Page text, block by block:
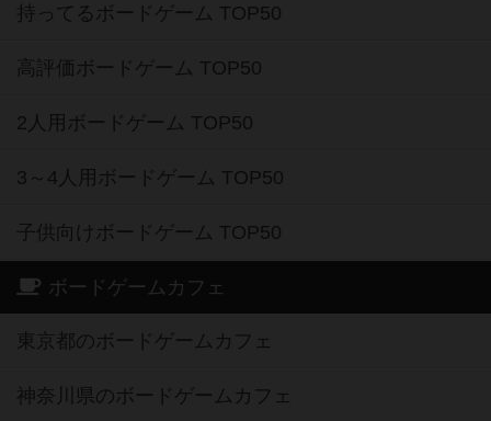
持ってるボードゲーム TOP50
高評価ボードゲーム TOP50
2人用ボードゲーム TOP50
3～4人用ボードゲーム TOP50
子供向けボードゲーム TOP50
ボードゲームカフェ
東京都のボードゲームカフェ
神奈川県のボードゲームカフェ